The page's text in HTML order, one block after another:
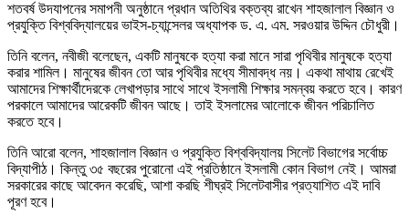
শতবর্ষ উদযাপনের সমাপনী অনুষ্ঠানে প্রধান অতিথির বক্তব্য রাখেন শাহজালাল বিজ্ঞান ও
প্রযুক্তি বিশ্ববিদ্যালয়ের ভাইস-চ্যান্সেলর অধ্যাপক ড. এ. এম. সরওয়ার উদ্দিন চৌধুরী।
তিনি বলেন, নবীজী বলেছেন, একটি মানুষকে হত্যা করা মানে সারা পৃথিবীর মানুষকে হত্যা
করার শামিল। মানুষের জীবন তো আর পৃথিবীর মধ্যে সীমাবদ্ধ নয়। একথা মাথায় রেখেই
আমাদের শিক্ষার্থীদেরকে লেখাপড়ার সাথে সাথে ইসলামী শিক্ষার সমন্বয় করতে হবে। কারণ
পরকালে আমাদের আরেকটি জীবন আছে। তাই ইসলামের আলোকে জীবন পরিচালিত
করতে হবে।
তিনি আরো বলেন, শাহজালাল বিজ্ঞান ও প্রযুক্তি বিশ্ববিদ্যালয় সিলেট বিভাগের সর্বোচ্চ
বিদ্যাপীঠ। কিন্তু ৩৫ বছরের পুরোনো এই প্রতিষ্ঠানে ইসলামী কোন বিভাগ নেই। আমরা
সরকারের কাছে আবেদন করেছি, আশা করছি শীঘ্রই সিলেটবাসীর প্রত্যাশিত এই দাবি
পূরণ হবে।